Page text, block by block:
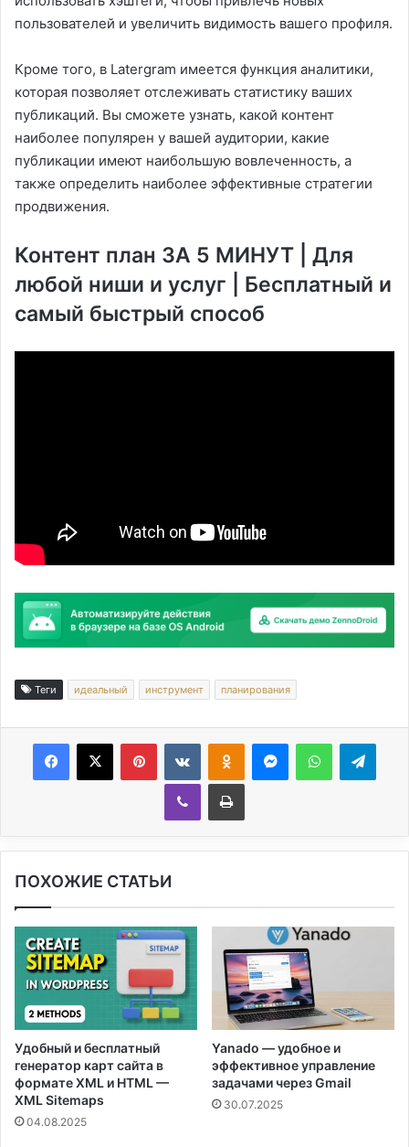
пользователей и увеличить видимость вашего профиля.
Кроме того, в Latergram имеется функция аналитики,
которая позволяет отслеживать статистику ваших
публикаций. Вы сможете узнать, какой контент
наиболее популярен у вашей аудитории, какие
публикации имеют наибольшую вовлеченность, а
также определить наиболее эффективные стратегии
продвижения.
Контент план ЗА 5 МИНУТ | Для
любой ниши и услуг | Бесплатный и
самый быстрый способ
Теги идеальный инструмент планирования
ПОХОЖИЕ СТАТЬИ
Удобный и бесплатный
генератор карт сайта в
формате XML и HTML —
XML Sitemaps
04.08.2025
Yanado — удобное и
эффективное управление
задачами через Gmail
30.07.2025